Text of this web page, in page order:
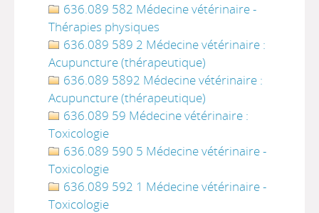
636.089 582 Médecine vétérinaire -
Thérapies physiques
636.089 589 2 Médecine vétérinaire :
Acupuncture (thérapeutique)
636.089 5892 Médecine vétérinaire :
Acupuncture (thérapeutique)
636.089 59 Médecine vétérinaire :
Toxicologie
636.089 590 5 Médecine vétérinaire -
Toxicologie
636.089 592 1 Médecine vétérinaire -
Toxicologie